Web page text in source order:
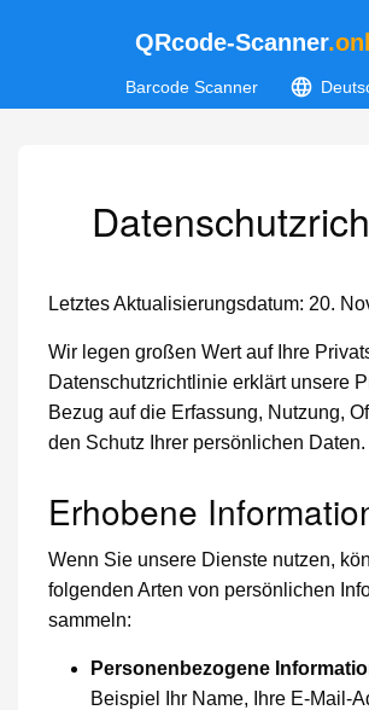
QRcode-Scanner
Barcode Scanner
Letztes Aktualisierungsdatum: 20.
Wir legen großen Wert auf Ihre
Datenschutzrichtlinie erklärt unsere
Bezug auf die Erfassung, Nutzung,
den Schutz Ihrer persönlichen Daten.
Erhobene
Wenn Sie unsere Dienste nutzen,
folgenden Arten von persönlichen
sammeln:
Personenbezogene
Beispiel Ihr Name, Ihre E-Mail-